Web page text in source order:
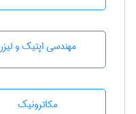
مهندسی اپتیک و لیزر
مکاترونیک